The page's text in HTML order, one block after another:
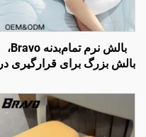
بالش نرم تمام‌بدنه Bravo،
بالش بزرگ برای قرارگیری در
بارداری، بالش بدن BP-2